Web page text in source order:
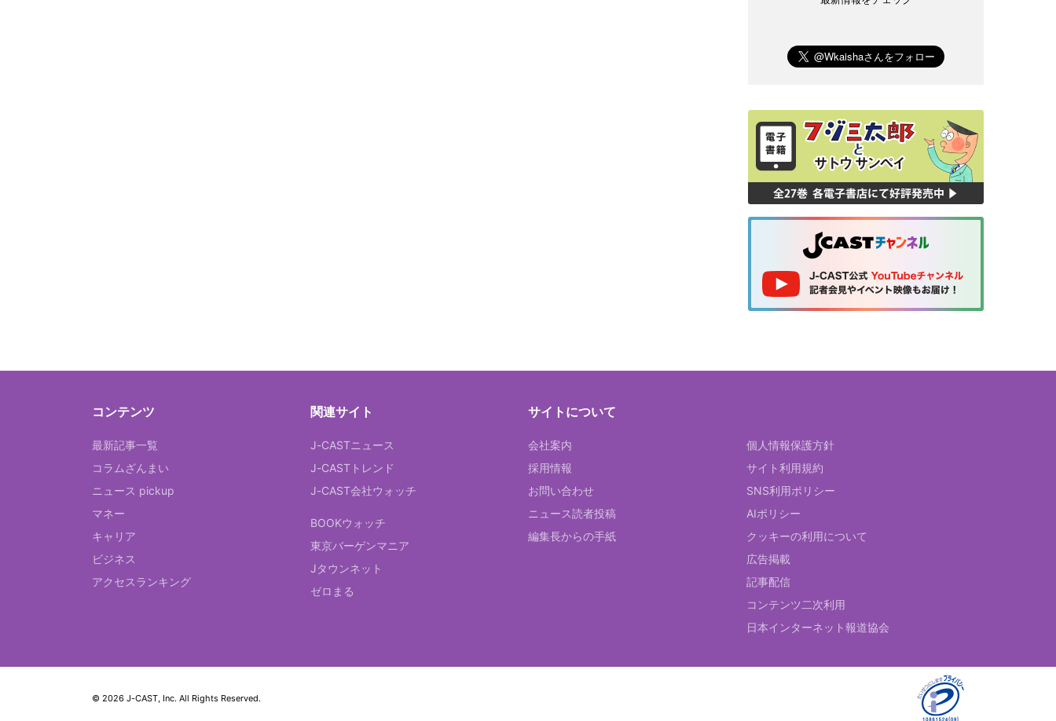
コンテンツ
最新記事一覧
コラムざんまい
ニュース pickup
マネー
キャリア
ビジネス
アクセスランキング
関連サイト
J-CASTニュース
J-CASTトレンド
J-CAST会社ウォッチ
BOOKウォッチ
東京バーゲンマニア
Jタウンネット
ゼロまる
サイトについて
会社案内
採用情報
お問い合わせ
ニュース読者投稿
編集長からの手紙
個人情報保護方針
サイト利用規約
SNS利用ポリシー
AIポリシー
クッキーの利用について
広告掲載
記事配信
コンテンツ二次利用
日本インターネット報道協会
© 2026 J-CAST, Inc. All Rights Reserved.